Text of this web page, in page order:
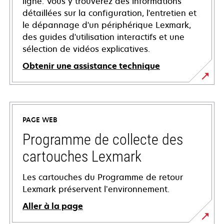
détaillées sur la configuration, l'entretien et
le dépannage d'un périphérique Lexmark,
des guides d'utilisation interactifs et une
sélection de vidéos explicatives.
Obtenir une assistance technique
s’ouvre
dans
nouvel
onglet
PAGE WEB
Programme de collecte des
cartouches Lexmark
Les cartouches du Programme de retour
Lexmark préservent l’environnement.
Aller à la page